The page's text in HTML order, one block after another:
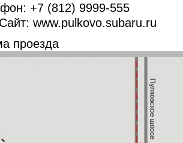
+7 (812) 9999-555
www.pulkovo.subaru.ru
проезда